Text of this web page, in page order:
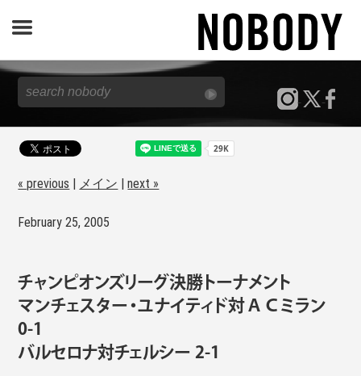
JOURNAL
SPECIAL
REPORT
NOBODY STORE
« previous メイン |next »
February 25, 2005
チャンピオンズリーグ決勝トーナメント
マンチェスター・ユナイティド対ＡＣミラン
0-1
バルセロナ対チェルシー 2-1